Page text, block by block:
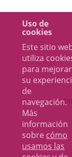
Uso de
cookies
Este sitio
utiliza
para mejorar
su
de
navegación.
Más
información
sobre cómo
usamos las